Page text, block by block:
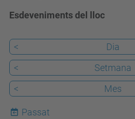
Esdeveniments del lloc
< Dia
<
Setmana
<
Mes
Passat